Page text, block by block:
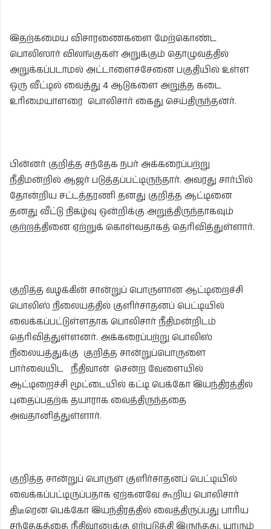
இதற்கமைய விசாரணைகளை மேற்கொண்ட
பொலிஸார் விலங்குகள் அறுக்கும் தொழுவத்தில்
அறுக்கப்படாமல் அட்டாளைச்சேனை பகுதியில் உள்ள
ஒரு வீட்டில் வைத்து 4 ஆடுகளை அறுத்த கடை
உரிமையாளரை பொலிசார் கைது செய்திருந்தனர்.
பின்னர் குறித்த சந்தேக நபர் அக்கரைப்பற்று
நீதிமன்றில் ஆஜர் படுத்தப்பட்டிருந்தார். அவரது சார்பில்
தோன்றிய சட்டத்தரணி தனது குறித்த ஆட்டினை
தனது வீட்டு நிகழ்வு ஒன்றிக்கு அறுத்திருந்தாகவும்
குற்றத்தினை ஏற்றுக் கொள்வதாகத் தெரிவித்துள்ளார்.
குறித்த வழக்கின் சான்றுப் பொருளான ஆட்டிறைச்சி
பொலிஸ் நிலையத்தில் குளிர்சாதனப் பெட்டியில்
வைக்கப்பட்டுள்ளதாக பொலிசார் நீதிமன்றிடம்
தெரிவித்துள்ளனர். அக்கரைப்பற்று பொலிஸ்
நிலையத்துக்கு குறித்த சான்றுப்பொருளை
பார்வையிட நீதிவான் சென்ற வேளையில்
ஆட்டிறைச்சி மூட்டையில் கட்டி பெக்கோ இயந்திரத்தில்
புதைப்பதற்க தயாராக வைத்திருந்ததை
அவதானித்துள்ளார்.
குறித்த சான்றுப் பொருள் குளிர்சாதனப் பெட்டியில்
வைக்கப்பட்டிருப்பதாக ஏற்கனவே கூறிய பொலிசார்
திடீரென பெக்கோ இயந்திரத்தில் வைத்திருப்பது பாரிய
சந்தேகத்தை நீதிவானுக்கு ஏற்படுத்தி இருந்தது. யாரும்